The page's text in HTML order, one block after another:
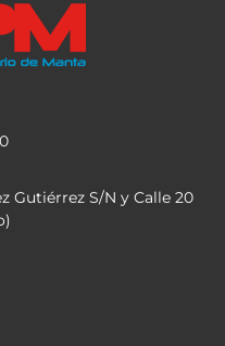
Gutiérrez S/N y Calle 20